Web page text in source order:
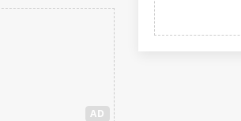
AD